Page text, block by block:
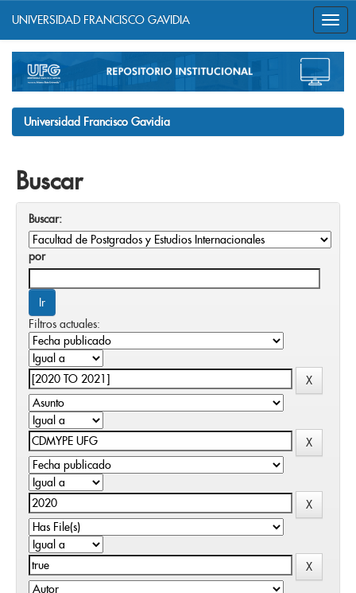
navigation
UNIVERSIDAD FRANCISCO GAVIDIA
Universidad Francisco Gavidia
Buscar
Buscar:
por
Filtros actuales: